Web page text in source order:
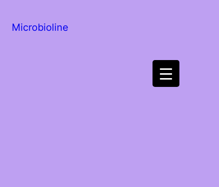
Microbioline